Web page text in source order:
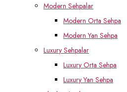
Modern Sehpalar
Modern Orta Sehpa
Modern Yan Sehpa
Luxury Sehpalar
Luxury Orta Sehpa
Luxury Yan Sehpa